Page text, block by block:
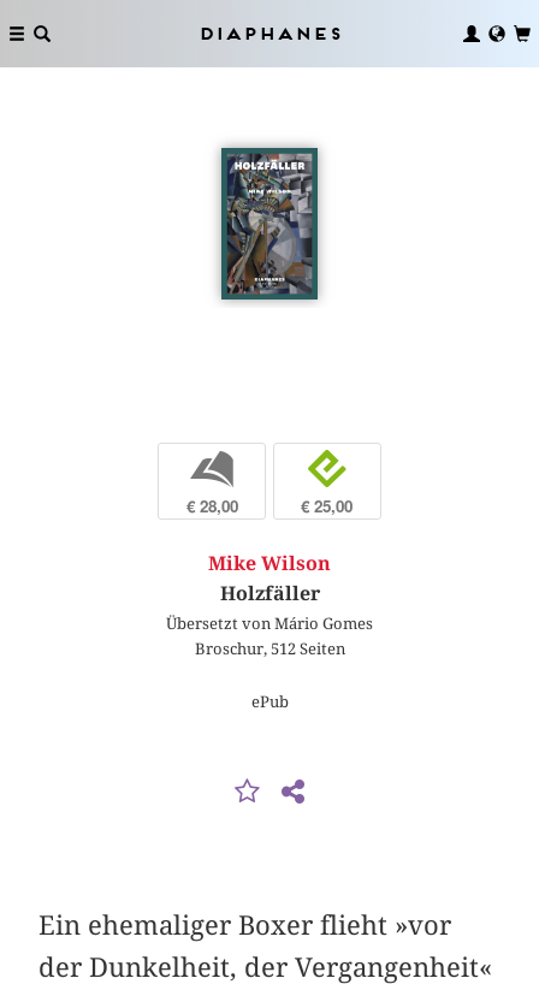
Diaphanes
b
€ 28,00
e
€ 25,00
Mike Wilson
Holzfäller
Übersetzt von Mário Gomes
Broschur, 512 Seiten
ePub
Ein ehemaliger Boxer flieht »vor
der Dunkelheit, der Vergangenheit«